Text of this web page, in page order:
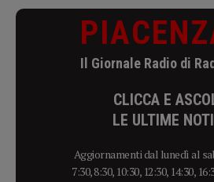
Il Giornale Radio di
CLICCA E
LE ULTIME
Aggiornamenti dal lunedì al
7:30, 8:30, 10:30, 12:30, 14:30,